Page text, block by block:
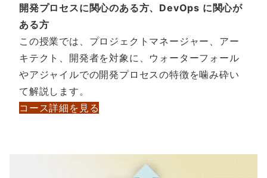
開発プロセスに関心のある方、DevOps に関心が
ある方
この授業では、プロジェクトマネージャー、アー
キテクト、開発者を対象に、ウォーターフォール
やアジャイルでの開発プロセスの特徴を噛み砕い
て解説します。
コース詳細を見る